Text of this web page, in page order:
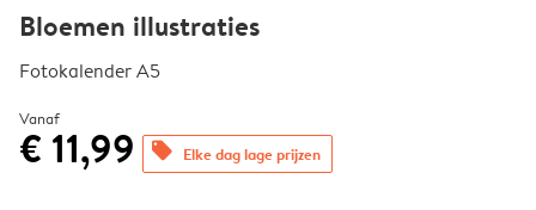
Bloemen illustraties
Fotokalender A5
Vanaf
€ 11,99 offers Elke dag lage prijzen